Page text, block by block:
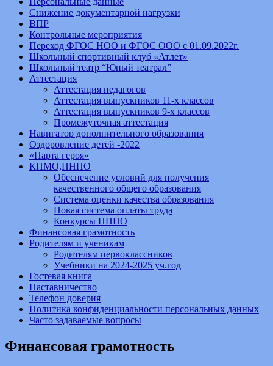
Снижение документарной нагрузки
ВПР
Контрольные мероприятия
Переход ФГОС НОО и ФГОС ООО с 01.09.2022г.
Школьный спортивный клуб «Атлет»
Школьный театр “Юный театрал”
Аттестация
Аттестация педагогов
Аттестация выпускников 11-х классов
Аттестация выпускников 9-х классов
Промежуточная аттестация
Навигатор дополнительного образования
Оздоровление детей -2022
«Парта героя»
КПМО,ПНПО
Обеспечение условий для получения
качественного общего образования
Система оценки качества образования
Новая система оплаты труда
Конкурсы ПНПО
Финансовая грамотность
Родителям и ученикам
Родителям первоклассников
Учебники на 2024-2025 уч.год
Гостевая книга
Наставничество
Телефон доверия
Политика конфиденциальности персональных данных
Часто задаваемые вопросы
Финансовая грамотность